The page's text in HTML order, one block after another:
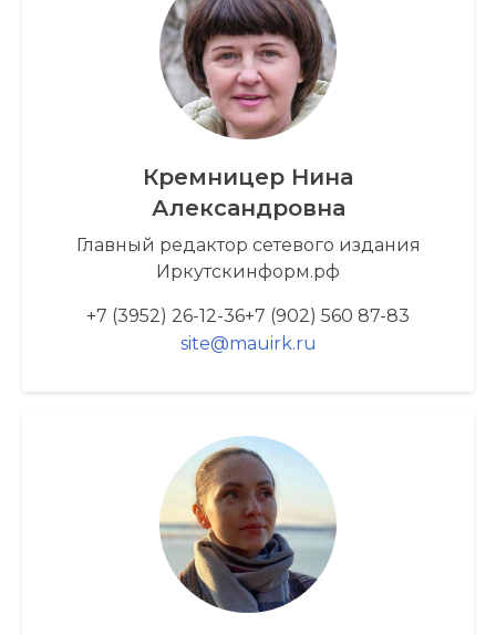
Кремницер Нина
Александровна
Главный редактор сетевого издания
Иркутскинформ.рф
+7 (3952) 26-12-36+7 (902) 560 87-83
site@mauirk.ru